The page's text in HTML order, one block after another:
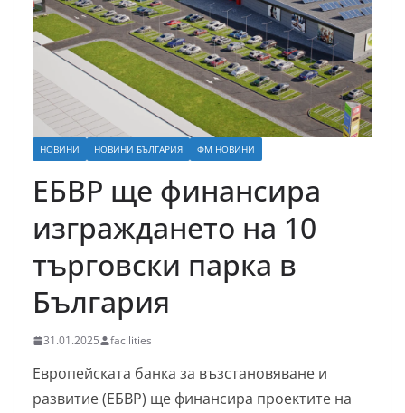
НОВИНИ НОВИНИ БЪЛГАРИЯ ФМ НОВИНИ
ЕБВР ще финансира
изграждането на 10
търговски парка в
България
31.01.2025 facilities
Европейската банка за възстановяване и
развитие (ЕБВР) ще финансира проектите на